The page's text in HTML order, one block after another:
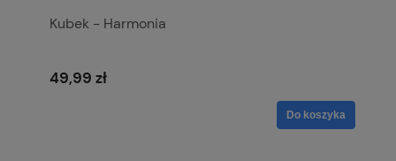
Kubek - Harmonia
49,99 zł
Do koszyka